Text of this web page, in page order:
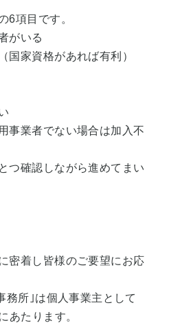
6項目です。
がいる
国家資格があれば有利）
事業者でない場合は加入不
つ確認しながら進めてまい
密着し皆様のご要望にお応
務所｣は個人事業主として
あたります。